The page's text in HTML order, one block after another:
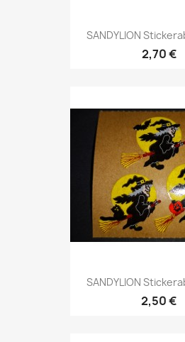
SANDYLION
2,70 €
SANDYLION
2,50 €